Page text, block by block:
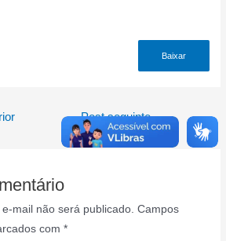
Baixar
Post seguinte→
mail não será publicado. Campos
com *